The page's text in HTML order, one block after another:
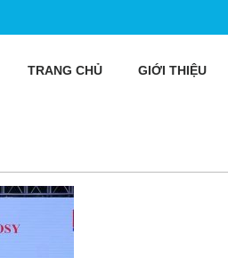
TRANG CHỦ GIỚI THIỆU